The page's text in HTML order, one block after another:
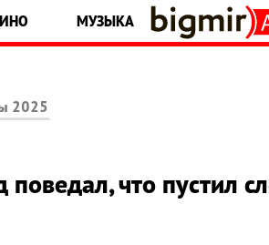
МУЗЫКА
2025
что пустил